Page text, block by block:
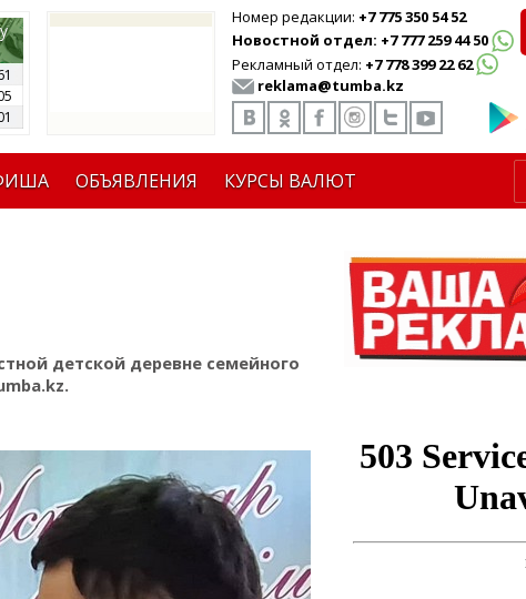
Номер редакции: +7 775 350 54 52
Новостной отдел: +7 777 259 44 50
Рекламный отдел: +7 778 399 22 62
reklama@tumba.kz
ОБЪЯВЛЕНИЯ КУРСЫ ВАЛЮТ
детской деревне семейного